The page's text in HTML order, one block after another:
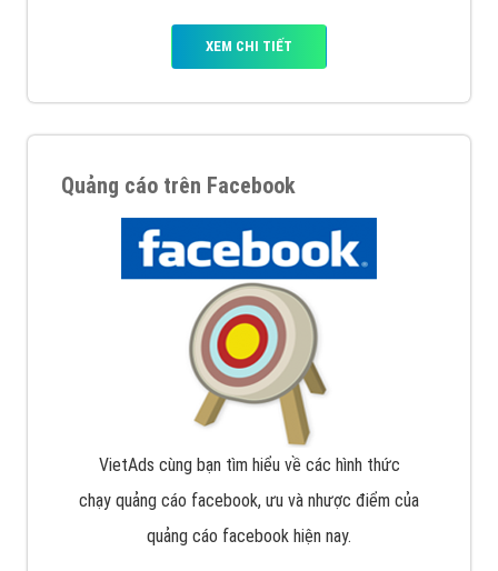
XEM CHI TIẾT
Quảng cáo trên Facebook
VietAds cùng bạn tìm hiểu về các hình thức
chạy quảng cáo facebook, ưu và nhược điểm của
quảng cáo facebook hiện nay.